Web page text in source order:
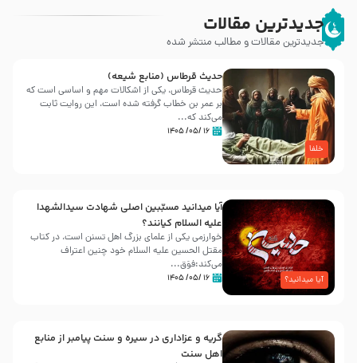
جدیدترین مقالات
جدیدترین مقالات و مطالب منتشر شده
خلفا
حدیث قرطاس (منابع شیعه)
حدیث قرطاس، یکی از اشکالات مهم و اساسی است که
بر عمر بن خطاب گرفته شده است، این روایت ثابت
می‌کند که...
۱۶ /۰۵/ ۱۴۰۵
آیا میدانید؟
آیا میدانید مسبّبین اصلی شهادت سیدالشهدا
علیه ‌السلام کیانند؟
خوارزمی یکی از علمای بزرگ اهل تسنن است، در کتاب
مقتل الحسین علیه ‌السلام خود چنین اعتراف
می‌کند:فوَق...
۱۶ /۰۵/ ۱۴۰۵
گریه و عزاداری در سیره و سنت پیامبر از منابع
اهل سنت